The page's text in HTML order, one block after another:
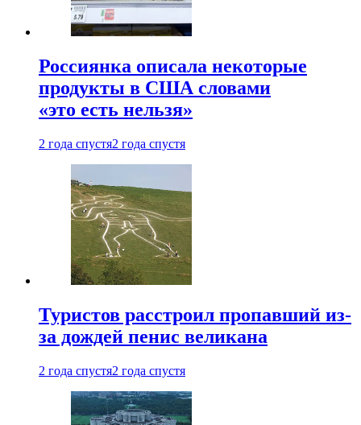
Россиянка описала некоторые
продукты в США словами
«это есть нельзя»
2 года спустя2 года спустя
Туристов расстроил пропавший из-
за дождей пенис великана
2 года спустя2 года спустя